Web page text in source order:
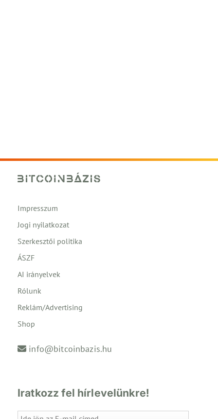
Impresszum
Jogi nyilatkozat
Szerkesztői politika
ÁSZF
AI irányelvek
Rólunk
Reklám/Advertising
Shop
info@bitcoinbazis.hu
Iratkozz fel hírlevelünkre!